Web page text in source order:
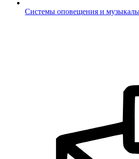
Системы оповещения и